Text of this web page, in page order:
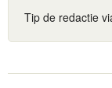
Tip de redactie